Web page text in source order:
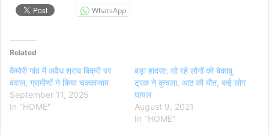
WhatsApp
Related
कैमोरी गांव में अवैध शराब बिक्री पर
बवाल, ग्रामीणों ने किया चक्काजाम
September 11, 2025
In "HOME"
बड़ा हादसा: सो रहे लोगों को बेकाबू
ट्रक ने कुचला, आठ की मौत, कई लोग
घायल
August 9, 2021
In "HOME"